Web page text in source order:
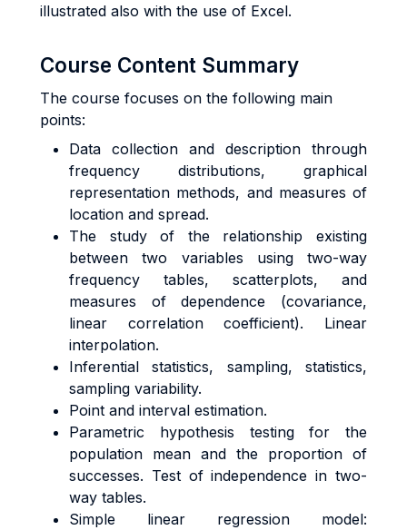
illustrated also with the use of Excel.
Course Content Summary
The course focuses on the following main
points:
Data collection and description through
frequency distributions, graphical
representation methods, and measures of
location and spread.
The study of the relationship existing
between two variables using two-way
frequency tables, scatterplots, and
measures of dependence (covariance,
linear correlation coefficient). Linear
interpolation.
Inferential statistics, sampling, statistics,
sampling variability.
Point and interval estimation.
Parametric hypothesis testing for the
population mean and the proportion of
successes. Test of independence in two-
way tables.
Simple linear regression model: